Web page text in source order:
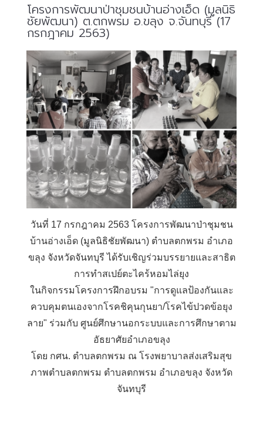
โครงการพัฒนาป่าชุมชนบ้านอ่างเอ็ด (มูลนิธิ
ชัยพัฒนา) ต.ตกพรม อ.ขลุง จ.จันทบุรี (17
กรกฎาคม 2563)
วันที่ 17 กรกฎาคม 2563 โครงการพัฒนาป่าชุมชน
บ้านอ่างเอ็ด (มูลนิธิชัยพัฒนา) ตำบลตกพรม อำเภอ
ขลุง จังหวัดจันทบุรี ได้รับเชิญร่วมบรรยายและสาธิต
การทำสเปย์ตะไคร้หอมไล่ยุง
ในกิจกรรมโครงการฝึกอบรม "การดูแลป้องกันและ
ควบคุมตนเองจากโรคชิคุนกุนยา/โรคไข้ปวดข้อยุง
ลาย" ร่วมกับ ศูนย์ศึกษานอกระบบและการศึกษาตาม
อัธยาศัยอำเภอขลุง
โดย กศน. ตำบลตกพรม ณ โรงพยาบาลส่งเสริมสุข
ภาพตำบลตกพรม ตำบลตกพรม อำเภอขลุง จังหวัด
จันทบุรี